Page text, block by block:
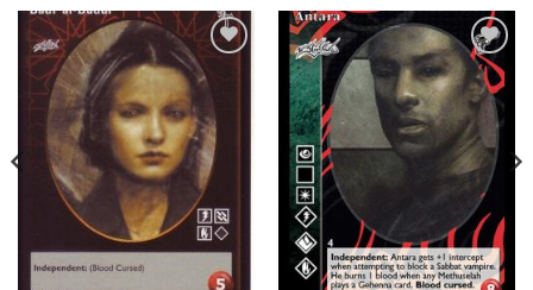
Add to
wishlist
Add to
wishlist